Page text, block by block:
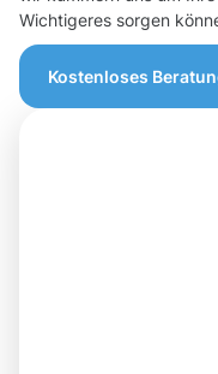
Wichtigeres sorgen
Kostenloses